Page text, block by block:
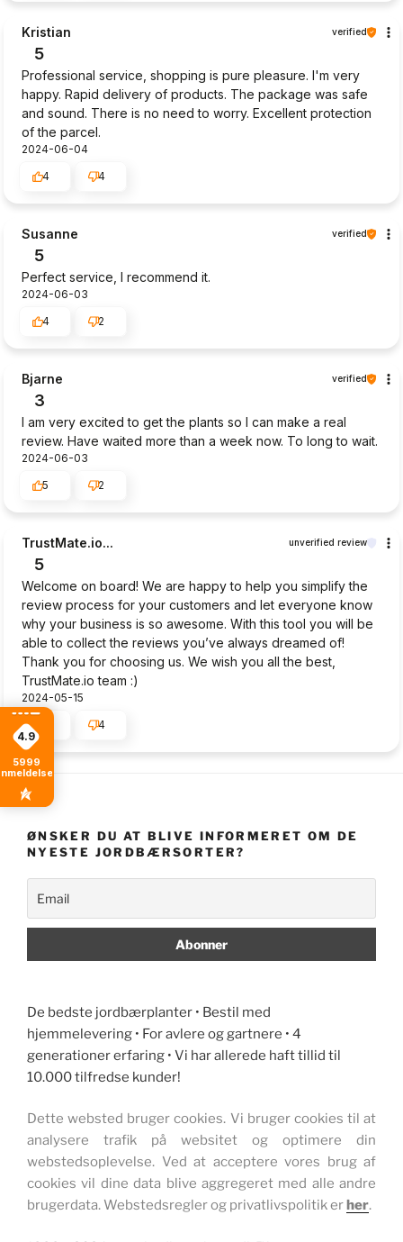
Kristian verified
5
Professional service, shopping is pure pleasure. I'm very
happy. Rapid delivery of products. The package was safe
and sound. There is no need to worry. Excellent protection
of the parcel.
2024-06-04
4
4
Susanne verified
5
Perfect service, I recommend it.
2024-06-03
4
2
Bjarne verified
3
I am very excited to get the plants so I can make a real
review. Have waited more than a week now. To long to wait.
2024-06-03
5
2
TrustMate.io... unverified review
5
Welcome on board! We are happy to help you simplify the
review process for your customers and let everyone know
why your business is so awesome. With this tool you will be
able to collect the reviews you’ve always dreamed of!
Thank you for choosing us. We wish you all the best,
TrustMate.io team :)
2024-05-15
4
ØNSKER DU AT BLIVE INFORMERET OM DE
NYESTE JORDBÆRSORTER?
De bedste jordbærplanter • Bestil med
hjemmelevering • For avlere og gartnere • 4
generationer erfaring • Vi har allerede haft tillid til
10.000 tilfredse kunder!
Dette websted bruger cookies. Vi bruger cookies til at
analysere trafik på websitet og optimere din
webstedsoplevelse. Ved at acceptere vores brug af
cookies vil dine data blive aggregeret med alle andre
brugerdata. Webstedsregler og privatlivspolitik er her.
4.9
5999